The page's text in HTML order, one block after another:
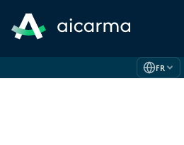
FR